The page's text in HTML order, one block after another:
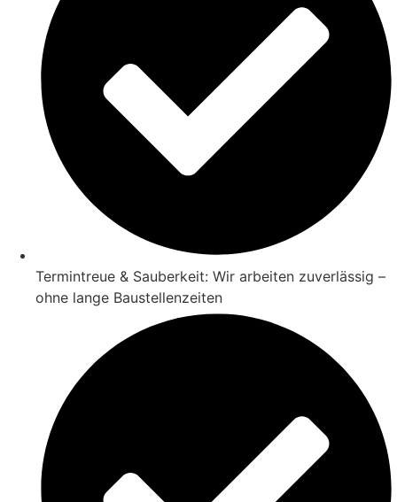
Termintreue & Sauberkeit: Wir arbeiten zuverlässig –
ohne lange Baustellenzeiten